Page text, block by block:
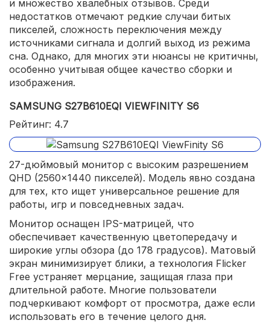
и множество хвалебных отзывов. Среди
недостатков отмечают редкие случаи битых
пикселей, сложность переключения между
источниками сигнала и долгий выход из режима
сна. Однако, для многих эти нюансы не критичны,
особенно учитывая общее качество сборки и
изображения.
SAMSUNG S27B610EQI VIEWFINITY S6
Рейтинг: 4.7
27-дюймовый монитор с высоким разрешением
QHD (2560x1440 пикселей). Модель явно создана
для тех, кто ищет универсальное решение для
работы, игр и повседневных задач.
Монитор оснащен IPS-матрицей, что
обеспечивает качественную цветопередачу и
широкие углы обзора (до 178 градусов). Матовый
экран минимизирует блики, а технология Flicker
Free устраняет мерцание, защищая глаза при
длительной работе. Многие пользователи
подчеркивают комфорт от просмотра, даже если
использовать его в течение целого дня.